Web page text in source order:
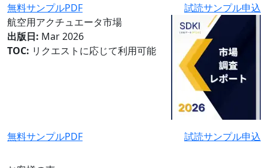
無料サンプルPDF
試読サンプル申込
航空用アクチュエータ市場
出版日: Mar 2026
TOC: リクエストに応じて利用可能
無料サンプルPDF 試読サンプル申込